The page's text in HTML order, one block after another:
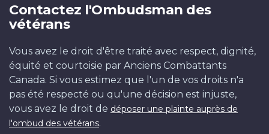
Contactez l'Ombudsman des
vétérans
Vous avez le droit d'être traité avec respect, dignité,
équité et courtoisie par Anciens Combattants
Canada. Si vous estimez que l'un de vos droits n'a
pas été respecté ou qu'une décision est injuste,
vous avez le droit de déposer une plainte auprès de
l'ombud des vétérans.